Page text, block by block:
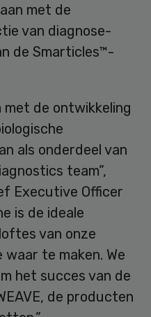
met de
van diagnose-
de Smarticles™-
met de ontwikkeling
als onderdeel van
team”,
Executive Officer
is de ideale
van onze
te maken. We
het succes van de
de producten